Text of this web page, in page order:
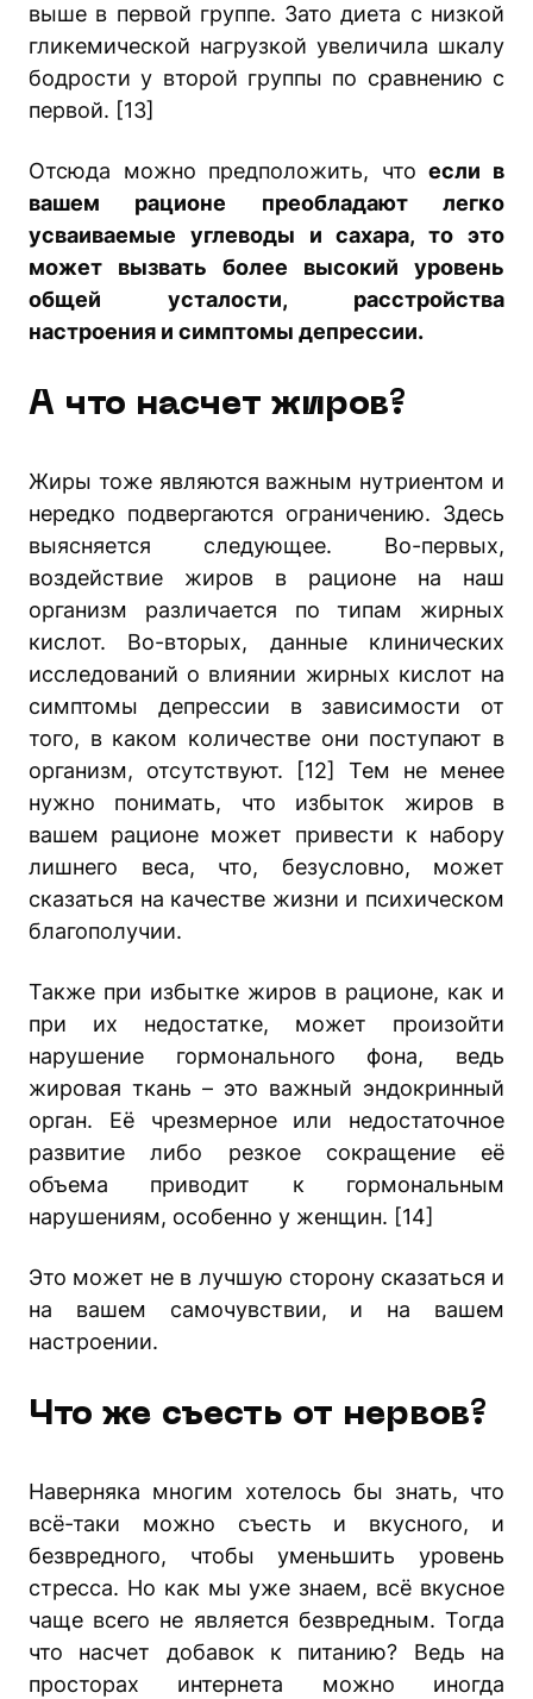
выше в первой группе. Зато диета с низкой
гликемической нагрузкой увеличила шкалу
бодрости у второй группы по сравнению с
первой. [13]
Отсюда можно предположить, чтоесли в
вашем рационе преобладают легко
усваиваемые углеводы и сахара, то это
может вызвать более высокий уровень
общей усталости, расстройства
настроения и симптомы депрессии.
А что насчет жиров?
Жиры тоже являются важным нутриентом и
нередко подвергаются ограничению. Здесь
выясняется следующее. Во-первых,
воздействие жиров в рационе на наш
организм различается по типам жирных
кислот. Во-вторых, данные клинических
исследований о влиянии жирных кислот на
симптомы депрессии в зависимости от
того, в каком количестве они поступают в
организм, отсутствуют. [12] Тем не менее
нужно понимать, что избыток жиров в
вашем рационе может привести к набору
лишнего веса, что, безусловно, может
сказаться на качестве жизни и психическом
благополучии.
Также при избытке жиров в рационе, как и
при их недостатке, может произойти
нарушение гормонального фона, ведь
жировая ткань – это важный эндокринный
орган. Её чрезмерное или недостаточное
развитие либо резкое сокращение её
объема приводит к гормональным
нарушениям, особенно у женщин. [14]
Это может не в лучшую сторону сказаться и
на вашем самочувствии, и на вашем
настроении.
Что же съесть от нервов?
Наверняка многим хотелось бы знать, что
всё-таки можно съесть и вкусного, и
безвредного, чтобы уменьшить уровень
стресса. Но как мы уже знаем, всё вкусное
чаще всего не является безвредным. Тогда
что насчет добавок к питанию? Ведь на
просторах интернета можно иногда